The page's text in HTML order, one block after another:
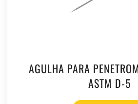
AGULHA PARA
ASTM D-5